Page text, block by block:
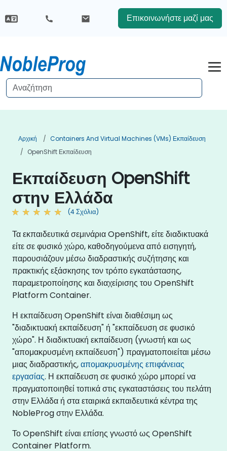
Επικοινωνήστε μαζί μας
Αρχική
Containers And Virtual Machines (VMs) Εκπαίδευση
OpenShift Εκπαίδευση
Εκπαίδευση OpenShift
στην Ελλάδα
(4 Σχόλια)
Τα εκπαιδευτικά σεμινάρια OpenShift, είτε διαδικτυακά
είτε σε φυσικό χώρο, καθοδηγούμενα από εισηγητή,
παρουσιάζουν μέσω διαδραστικής συζήτησης και
πρακτικής εξάσκησης τον τρόπο εγκατάστασης,
παραμετροποίησης και διαχείρισης του OpenShift
Platform Container.
Η εκπαίδευση OpenShift είναι διαθέσιμη ως
"διαδικτυακή εκπαίδευση" ή "εκπαίδευση σε φυσικό
χώρο". Η διαδικτυακή εκπαίδευση (γνωστή και ως
"απομακρυσμένη εκπαίδευση") πραγματοποιείται μέσω
μιας διαδραστικής,απομακρυσμένης επιφάνειας
εργασίας. Η εκπαίδευση σε φυσικό χώρο μπορεί να
πραγματοποιηθεί τοπικά στις εγκαταστάσεις του πελάτη
στην Ελλάδα ή στα εταιρικά εκπαιδευτικά κέντρα της
NobleProg στην Ελλάδα.
Το OpenShift είναι επίσης γνωστό ως OpenShift
Container Platform.